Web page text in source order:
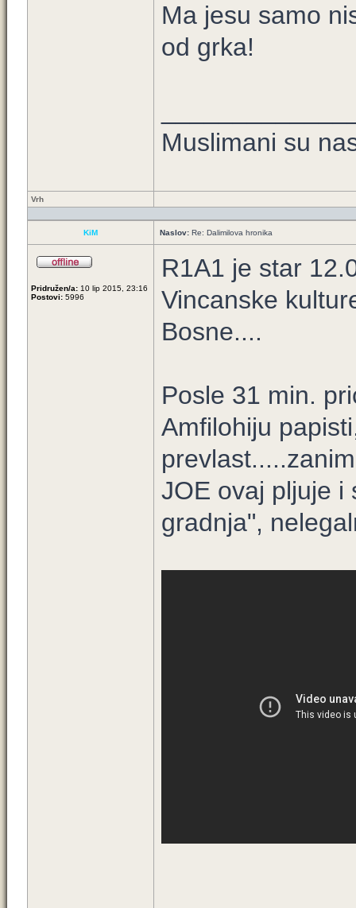
Ma jesu samo
od grka!
Muslimani su
Vrh
KiM Naslov: Re: Dalimilova hronika
Pridružen/a: 10 lip 2015, 23:16
Postovi: 5996
R1A1 je star
Vincanske
Bosne....
Posle 31 min.
Amfilohiju
JOE ovaj pljuje i
gradnja",